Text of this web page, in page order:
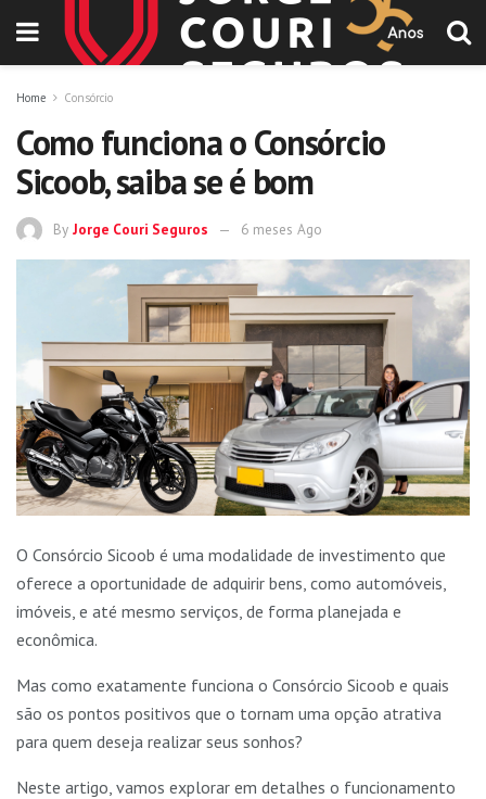
Home Consórcio
Como funciona o Consórcio
Sicoob, saiba se é bom
By Jorge Couri Seguros 6 meses Ago
O Consórcio Sicoob é uma modalidade de investimento que
oferece a oportunidade de adquirir bens, como automóveis,
imóveis, e até mesmo serviços, de forma planejada e
econômica.
Mas como exatamente funciona o Consórcio Sicoob e quais
são os pontos positivos que o tornam uma opção atrativa
para quem deseja realizar seus sonhos?
Neste artigo, vamos explorar em detalhes o funcionamento